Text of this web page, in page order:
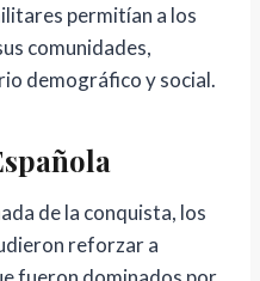
permitían a los
comunidades,
demográfico y social.
de la conquista, los
reforzar a